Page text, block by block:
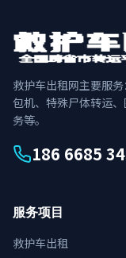
救护车出租网主要服
包机、特殊尸体转运
务等。
186 6685
服务项目
救护车出租